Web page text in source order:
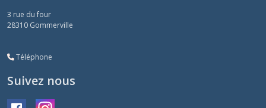
3 rue du four
28310 Gommerville
Téléphone
Suivez nous